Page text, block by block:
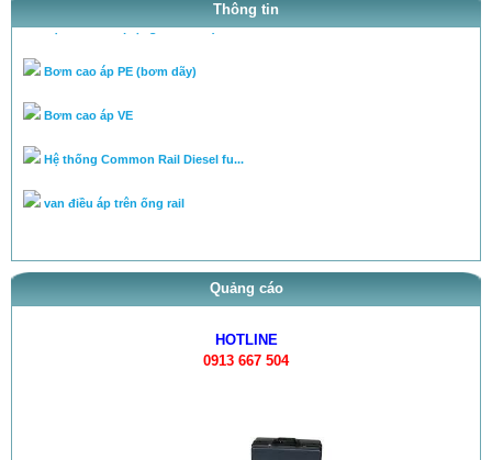
Thông tin
Quảng cáo
HOTLINE
0913 667 504